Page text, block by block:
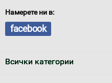
Намерете ни в:
facebook
Всички категории